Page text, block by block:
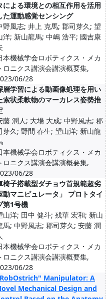
による環境との相互作用を活用
た運動感覚センシング
野風志; 井上 克馬; 郡司芽久; 望
洋; 新山龍馬; 中嶋 浩平; 國吉康
本機械学会ロボティクス・メカ
ロニクス講演会講演概要集,
06/28
層学習による動画像処理を用い
索状柔軟物のマーカレス姿勢推
藤 潤人; 大場 大成; 中野風志; 郡
芽久; 野間 春生; 望山洋; 新山龍
本機械学会ロボティクス・メカ
ロニクス講演会講演概要集,
06/28
椅子搭載型ダチョウ首規範超劣
動マニピュレータ」 プロトタイ
第1号機
山洋; 田中 健斗; 残華 宏和; 新山
馬; 中野風志; 郡司芽久; 安藤 潤
本機械学会ロボティクス・メカ
ロニクス講演会講演概要集,
06/28
Manipulator: A
Mechanical Design and